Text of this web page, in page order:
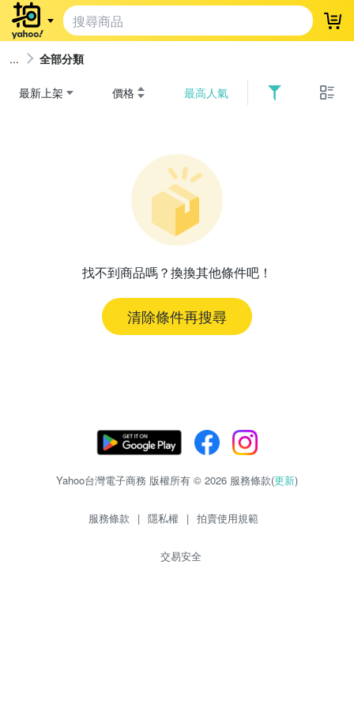
登
全部分類
最新上架 價格 最高人氣
找不到商品嗎？換換其他條件吧！
清除條件再搜尋
Yahoo台灣電子商務 版權所有 © 2026 服務條款(更新)
服務條款 | 隱私權 | 拍賣使用規範
交易安全